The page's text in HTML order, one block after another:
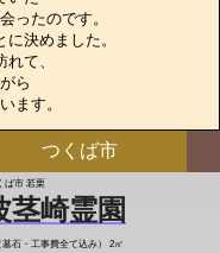
ったのです。
決めました。
て、
ら
ます。
つくば市
ば市 若栗
茎崎霊園
石・工事費全て込み） 2㎡